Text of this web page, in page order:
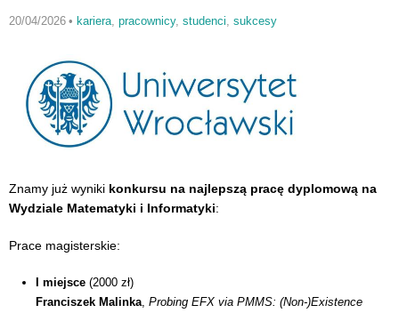
20/04/2026 • kariera, pracownicy, studenci, sukcesy
Znamy już wyniki konkursu na najlepszą pracę dyplomową na
Wydziale Matematyki i Informatyki:
Prace magisterskie:
I miejsce (2000 zł)
Franciszek Malinka Probing EFX via PMMS: (Non-)Existence